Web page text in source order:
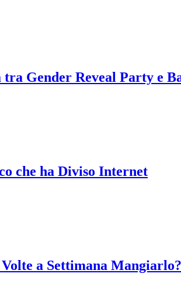
Gender Reveal Party e
che ha Diviso Internet
a Settimana Mangiarlo?